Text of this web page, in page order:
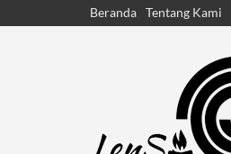
Beranda Tentang Kami